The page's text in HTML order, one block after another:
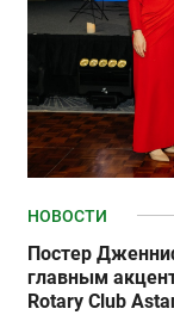
НОВОСТИ
Постер
главным
Rotary Club